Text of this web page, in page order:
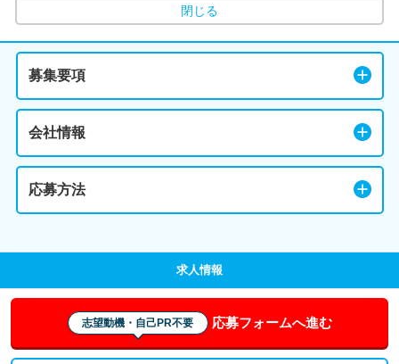
閉じる
募集要項
会社情報
応募方法
求人情報
志望動機・自己PR不要 応募フォームへ進む